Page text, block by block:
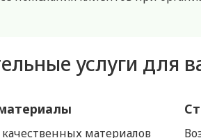
услуги для
материалов